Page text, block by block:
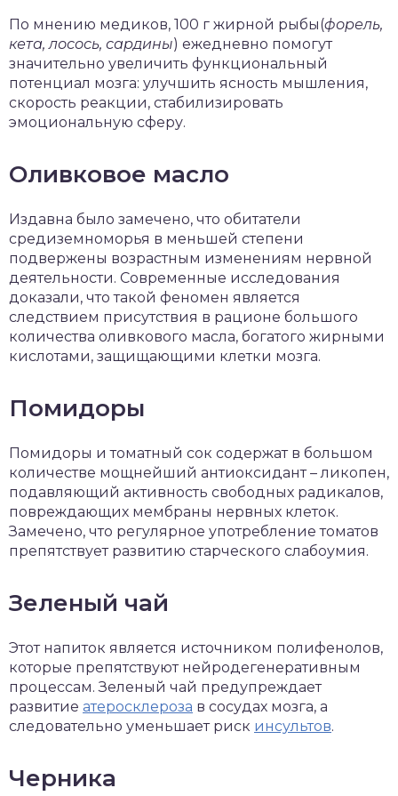
По мнению медиков, 100 г жирной рыбы(форель,
кета, лосось, сардины) ежедневно помогут
значительно увеличить функциональный
потенциал мозга: улучшить ясность мышления,
скорость реакции, стабилизировать
эмоциональную сферу.
Оливковое масло
Издавна было замечено, что обитатели
средиземноморья в меньшей степени
подвержены возрастным изменениям нервной
деятельности. Современные исследования
доказали, что такой феномен является
следствием присутствия в рационе большого
количества оливкового масла, богатого жирными
кислотами, защищающими клетки мозга.
Помидоры
Помидоры и томатный сок содержат в большом
количестве мощнейший антиоксидант – ликопен,
подавляющий активность свободных радикалов,
повреждающих мембраны нервных клеток.
Замечено, что регулярное употребление томатов
препятствует развитию старческого слабоумия.
Зеленый чай
Этот напиток является источником полифенолов,
которые препятствуют нейродегенеративным
процессам. Зеленый чай предупреждает
развитие атеросклероза в сосудах мозга, а
следовательно уменьшает риск инсультов.
Черника